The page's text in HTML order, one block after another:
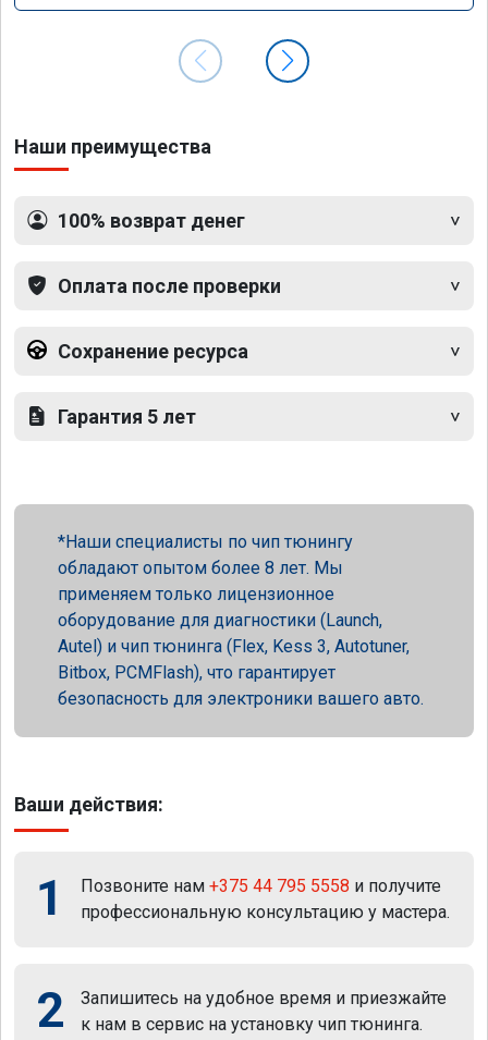
Наши преимущества
100% возврат денег
Оплата после проверки
Сохранение ресурса
Гарантия 5 лет
Наши специалисты по чип тюнингу
обладают опытом более 8 лет. Мы
применяем только лицензионное
оборудование для диагностики (Launch,
Autel) и чип тюнинга (Flex, Kess 3, Autotuner,
Bitbox, PCMFlash), что гарантирует
безопасность для электроники вашего авто.
Ваши действия:
1 Позвоните нам +375 44 795 5558 и получите
профессиональную консультацию у мастера.
2
Запишитесь на удобное время и приезжайте
к нам в сервис на установку чип тюнинга.